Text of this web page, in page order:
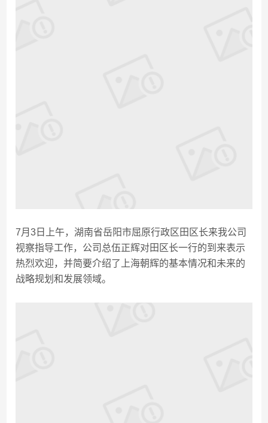
7月3日上午，湖南省岳阳市屈原行政区田区长来我公司
视察指导工作，公司总伍正辉对田区长一行的到来表示
热烈欢迎，并简要介绍了上海朝辉的基本情况和未来的
战略规划和发展领域。